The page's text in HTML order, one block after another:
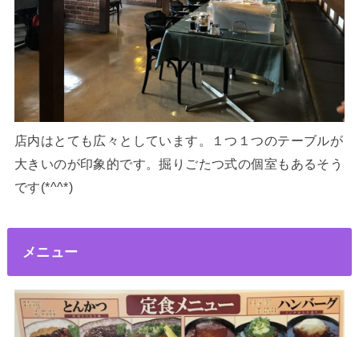
店内はとても広々としています。１つ１つのテーブルが
大きいのが印象的です。掘りごたつ式の個室もあるそう
です(*^^*)
メニュー